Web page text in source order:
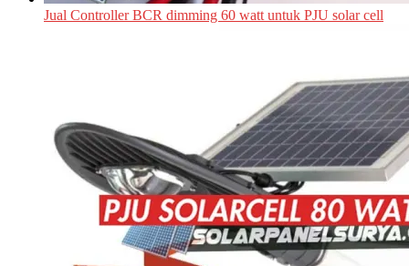
Jual Controller BCR dimming 60 watt untuk PJU solar cell